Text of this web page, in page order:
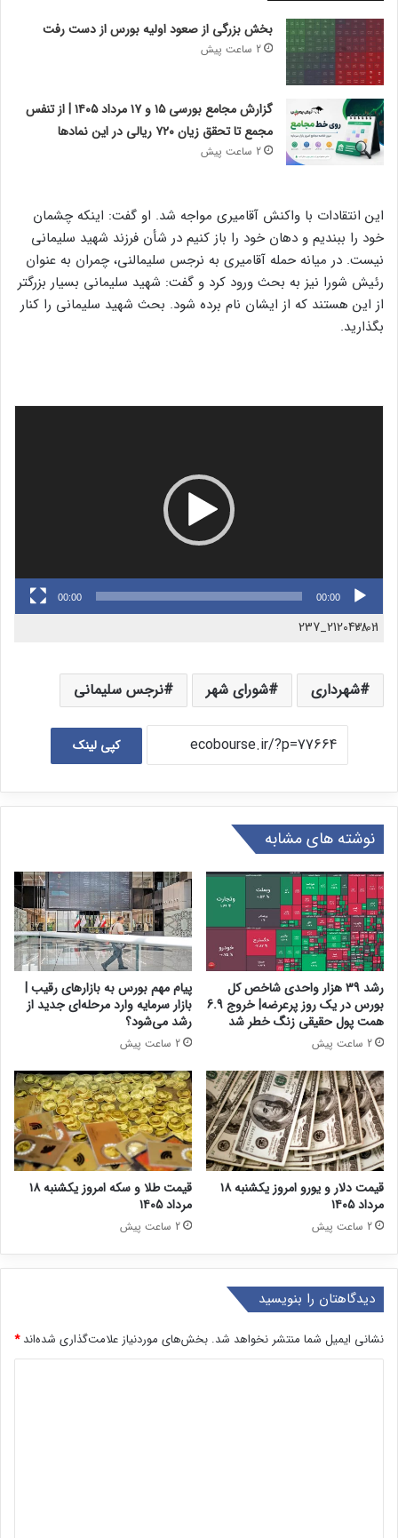
بخش بزرگی از صعود اولیه بورس از دست رفت
2 ساعت پیش
گزارش مجامع بورسی ۱۵ و ۱۷ مرداد ۱۴۰۵ | از تنفس
مجمع تا تحقق زیان ۷۲۰ ریالی در این نماد‌ها
2 ساعت پیش
این انتقادات با واکنش آقامیری مواجه شد. او گفت: اینکه چشمان
خود را ببندیم و دهان خود را باز کنیم در شأن فرزند شهید سلیمانی
نیست. در میانه حمله آقامیری به نرجس سلیمالنی، چمران به عنوان
رئیش شورا نیز به بحث ورود کرد و گفت: شهید سلیمانی بسیار بزرگتر
از این هستند که از ایشان نام برده شود. بحث شهید سلیمانی را کنار
بگذارید.
00:00
00:00
1.
2120408_2373:02
شهرداری شورای شهر نرجس سلیمانی
کپی لینک
نوشته های مشابه
رشد 39 هزار واحدی شاخص کل
بورس در یک روز پرعرضه| خروج 6.9
همت پول حقیقی زنگ خطر شد
2 ساعت پیش
پیام مهم بورس به بازارهای رقیب |
بازار سرمایه وارد مرحله‌ای جدید از
رشد می‌شود؟
2 ساعت پیش
قیمت دلار و یورو امروز یکشنبه ۱۸
مرداد ۱۴۰۵
2 ساعت پیش
قیمت طلا و سکه امروز یکشنبه ۱۸
مرداد ۱۴۰۵
2 ساعت پیش
دیدگاهتان را بنویسید
نشانی ایمیل شما منتشر نخواهد شد. بخش‌های موردنیاز علامت‌گذاری شده‌اند*